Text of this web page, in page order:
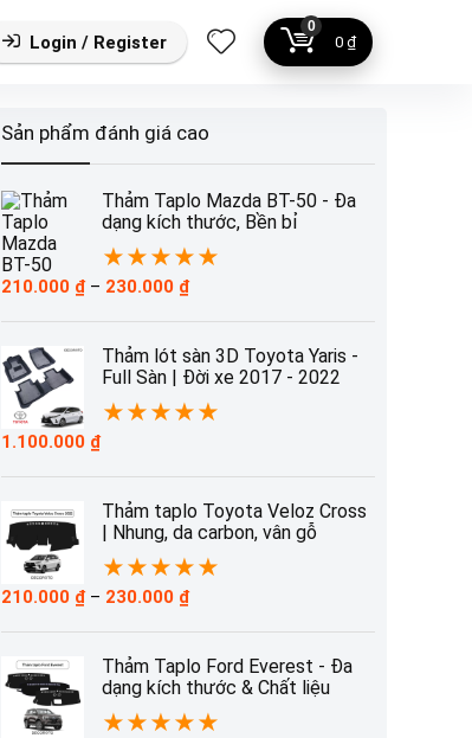
Login / Register
0
0 ₫
Sản phẩm đánh giá cao
Thảm Taplo Mazda BT-50 - Đa
dạng kích thước, Bền bỉ
★★★★★
210.000 ₫ – 230.000 ₫Khoảng
từ
210.000 ₫
đến
Thảm lót sàn 3D Toyota Yaris -
Full Sàn | Đời xe 2017 - 2022
★★★★★
1.100.000 ₫
Thảm taplo Toyota Veloz Cross
| Nhung, da carbon, vân gỗ
★★★★★
210.000 ₫ – 230.000 ₫Khoảng
từ
210.000 ₫
đến
Thảm Taplo Ford Everest - Đa
dạng kích thước & Chất liệu
★★★★★